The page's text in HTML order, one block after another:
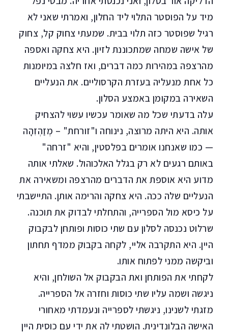
מיד על הפוסטר התלוי ליד החלון, ואמרתי שאני לא
רגיל שפוסטר כזה תלוי בבית. שמעתי צחוק קל, צחוק
של אישה שמחה שמתכוננת לזיון. היא צחקה ואספה
מהרצפה במהירות כמה דברים, ואז חלצה במיומנות
כל אחת מנעליה בעזרת הקרסוליים. את הנעליים
השאירה במקומן באמצע הסלון.
עלה בדעתי שכל מה שאומר עכשיו עשוי להצחיק
אותה. היא היתה מרוצה, נינוחה ו"זורחת" – מְזַהְזִהָה
— כמו שאנחנו אומרים בפלסטין, והיא "זרחה"
באותם רגעים לא רק בגלל האלכוהול. שאלתי אותה
מדוע היא אוספת את הדברים מהרצפה ומשאירה את
הנעליים שלה ככה. היא צחקה והרימה אותן. התיישבתי
על כיסא מול הספרייה, והתחלתי לבדוק את תוכנה.
שרלוט נכנסה לסלון עם שתי כוסות ופותחן לבקבוק
היין. היא התקרבה אליי, לקחה בקבוק ממדף תחתון
וביקשה ממני לפתוח אותו.
לקחתי את הפותחן ואת הבקבוק אל השולחן, והיא
ניגשה ושמה עליו שתי כוסות וחזרה אל הספרייה.
מזגתי לשנינו, ניגשתי לספרייה ונעמדתי מאחורי
האישה הבלונדינית. הושטתי לה את ידי עם כוסית היין